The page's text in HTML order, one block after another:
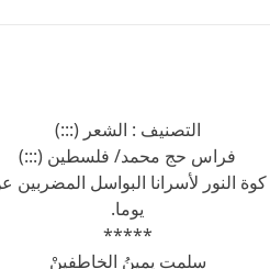
التصنيف : الشعر (:::)
فراس حج محمد/ فلسطين (:::)
كوة النور لأسرانا البواسل
يوما.
*****
سلمت يمينُ الخاطفينْ